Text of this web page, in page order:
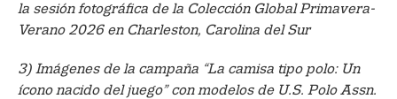
la sesión fotográfica de la Colección Global Primavera-
Verano 2026 en Charleston, Carolina del Sur
3) Imágenes de la campaña “La camisa tipo polo: Un
ícono nacido del juego” con modelos de U.S. Polo Assn.